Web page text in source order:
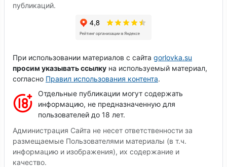
публикаций.
При использовании материалов с сайта gorlovka.su
просим указывать ссылку на используемый материал,
согласно Правил использования контента.
Отдельные публикации могут содержать
информацию, не предназначенную для
пользователей до 18 лет.
Администрация Сайта не несет ответственности за
размещаемые Пользователями материалы (в т.ч.
информацию и изображения), их содержание и
качество.